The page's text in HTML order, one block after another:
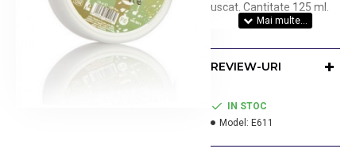
uscat. Cantitate 125 ml.
REVIEW-URI
IN STOC
Model: E611